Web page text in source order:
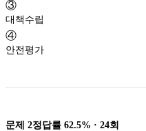
③
대책수립
④
안전평가
문제 2정답률 62.5% · 24회